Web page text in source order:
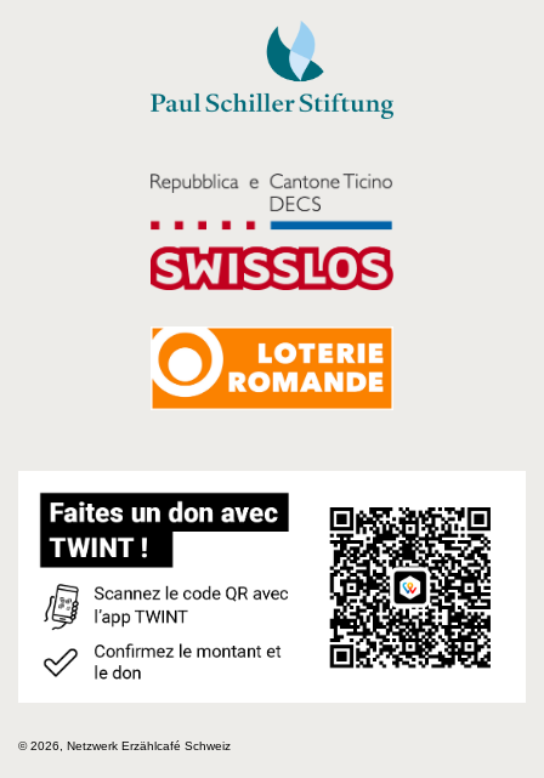
© 2026, Netzwerk Erzählcafé Schweiz